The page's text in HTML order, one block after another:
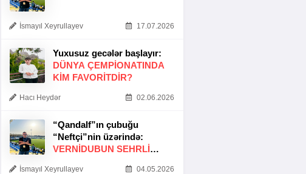
İsmayıl Xeyrullayev 17.07.2026
Yuxusuz gecələr başlayır:
DÜNYA ÇEMPIONATINDA
KIM FAVORITDIR?
Hacı Heydər 02.06.2026
“Qandalf”ın çubuğu
“Neftçi”nin üzərində:
VERNİDUBUN SEHRLİ
İsmayıl Xeyrullayev 04.05.2026